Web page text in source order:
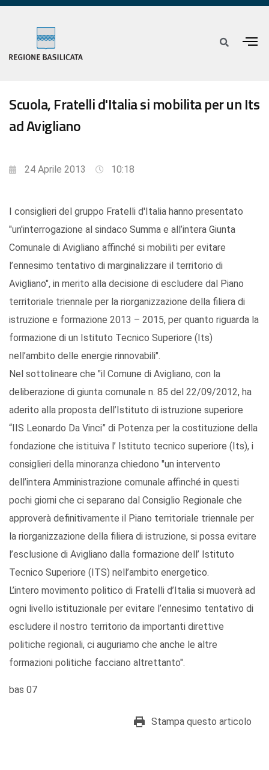
Scuola, Fratelli d'Italia si mobilita per un Its
ad Avigliano
24 Aprile 2013 10:18
I consiglieri del gruppo Fratelli d'Italia hanno presentato
"un'interrogazione al sindaco Summa e all’intera Giunta
Comunale di Avigliano affinché si mobiliti per evitare
l’ennesimo tentativo di marginalizzare il territorio di
Avigliano", in merito alla decisione di escludere dal Piano
territoriale triennale per la riorganizzazione della filiera di
istruzione e formazione 2013 – 2015, per quanto riguarda la
formazione di un Istituto Tecnico Superiore (Its)
nell’ambito delle energie rinnovabili".
Nel sottolineare che "il Comune di Avigliano, con la
deliberazione di giunta comunale n. 85 del 22/09/2012, ha
aderito alla proposta dell’Istituto di istruzione superiore
“IIS Leonardo Da Vinci” di Potenza per la costituzione della
fondazione che istituiva l’ Istituto tecnico superiore (Its), i
consiglieri della minoranza chiedono "un intervento
dell’intera Amministrazione comunale affinché in questi
pochi giorni che ci separano dal Consiglio Regionale che
approverà definitivamente il Piano territoriale triennale per
la riorganizzazione della filiera di istruzione, si possa evitare
l’esclusione di Avigliano dalla formazione dell’ Istituto
Tecnico Superiore (ITS) nell’ambito energetico.
L’intero movimento politico di Fratelli d’Italia si muoverà ad
ogni livello istituzionale per evitare l’ennesimo tentativo di
escludere il nostro territorio da importanti direttive
politiche regionali, ci auguriamo che anche le altre
formazioni politiche facciano altrettanto".
bas 07
Stampa questo articolo